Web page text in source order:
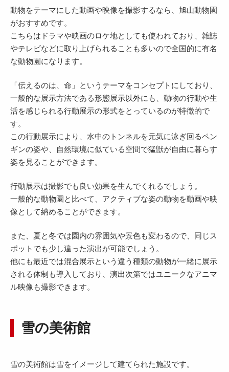
動物をテーマにした動画や映像を撮影するなら、旭山動物園
がおすすめです。
こちらはドラマや映画のロケ地としても使われており、雑誌
やテレビなどに取り上げられることも多いので全国的に有名
な動物園になります。
「伝えるのは、命」というテーマをコンセプトにしており、
一般的な展示方法である形態展示以外にも、動物の行動や生
活を感じられる行動展示の形式をとっているのが特徴的で
す。
この行動展示により、水中のトンネルを元気に泳ぎ回るペン
ギンの姿や、自然環境に似ている空間で猛獣が自由に暮らす
姿を見ることができます。
行動展示は撮影でも良い効果を生んでくれるでしょう。
一般的な動物園と比べて、アクティブな姿の動物を動画や映
像として納めることができます。
また、夏と冬では園内の雰囲気や景色も変わるので、同じス
ポットでも少し違った演出が可能でしょう。
他にも最近では混合展示という違う種類の動物が一緒に展示
される体制も導入しており、演出次第ではユニークなアニマ
ル映像も撮影できます。
雪の美術館
雪の美術館は雪をイメージして建てられた施設です。